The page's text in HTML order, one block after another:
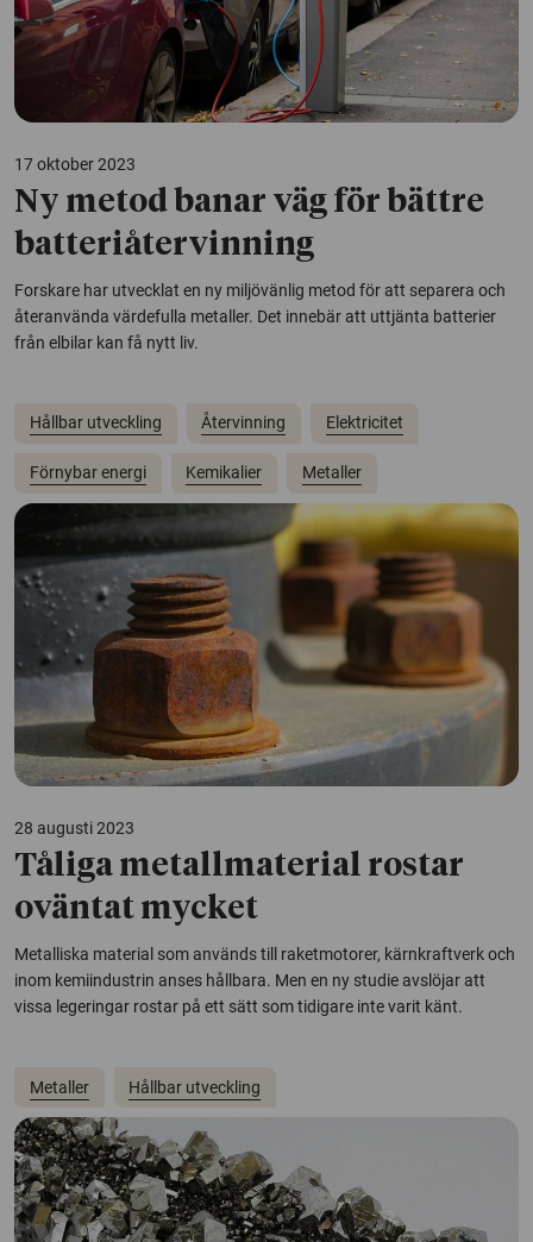
17 oktober 2023
Ny metod banar väg för bättre
batteriåtervinning
Forskare har utvecklat en ny miljövänlig metod för att separera och
återanvända värdefulla metaller. Det innebär att uttjänta batterier
från elbilar kan få nytt liv.
Hållbar utveckling Återvinning Elektricitet
Förnybar energi Kemikalier Metaller
28 augusti 2023
Tåliga metallmaterial rostar
oväntat mycket
Metalliska material som används till raketmotorer, kärnkraftverk och
inom kemiindustrin anses hållbara. Men en ny studie avslöjar att
vissa legeringar rostar på ett sätt som tidigare inte varit känt.
Metaller Hållbar utveckling